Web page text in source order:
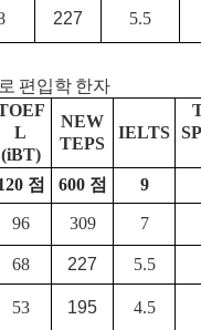
227 5.5
편입학 한자
L
(iBT)
NEW
TEPS
IELTS
점 600 점 9
96 309 7
68 227
5.5
53 195 4.5